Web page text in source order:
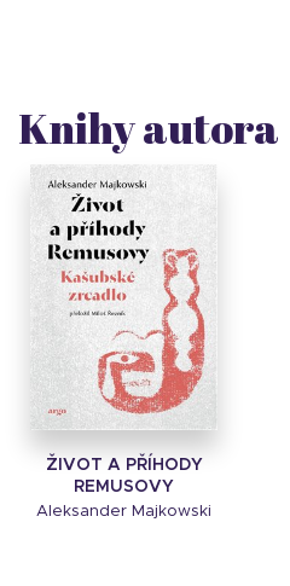
Knihy autora
ŽIVOT A PŘÍHODY
REMUSOVY
Aleksander Majkowski